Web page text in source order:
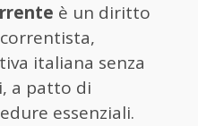
è un diritto
italiana senza
a patto di
essenziali.